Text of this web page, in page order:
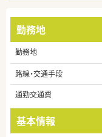
勤務地
勤務地
路線・交通手段
通勤交通費
基本情報